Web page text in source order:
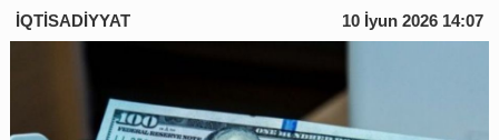
İQTİSADİYYAT 10 İyun 2026 14:07